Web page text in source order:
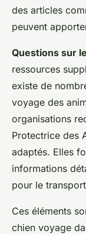
des articles
peuvent
Questions sur
ressources
existe de
voyage des
organisations
Protectrice des
adaptés. Elles
informations
pour le
Ces éléments
chien voyage